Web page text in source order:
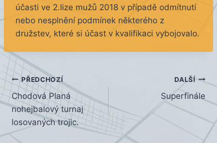
účasti ve 2.lize mužů 2018 v případě odmítnutí
nebo nesplnění podmínek některého z
družstev, které si účast v kvalifikaci vybojovalo.
Navigace
pro
příspěvek
PŘEDCHOZÍ
Chodová Planá
nohejbalový turnaj
losovaných trojic.
DALŠÍ
Superfinále